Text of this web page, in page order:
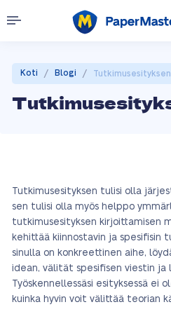
Koti / Blogi /
Tutkimusesityksen tulisi olla
sen tulisi olla myös helppo
tutkimusesityksen kirjoittamisen
kehittää kiinnostavin ja spesifisin
sinulla on konkreettinen aihe,
idean, välität spesifisen viestin
Työskennellessäsi esityksessä ei
kuinka hyvin voit välittää teorian